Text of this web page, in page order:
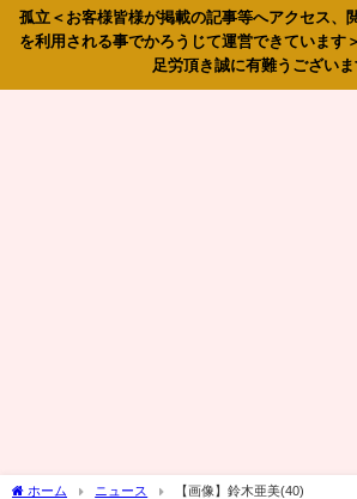
孤立＜お客様皆様が掲載の記事等へアクセス、
を利用される事でかろうじて運営できています
足労頂き誠に有難うございま
ホーム ニュース 【画像】鈴木亜美(40)